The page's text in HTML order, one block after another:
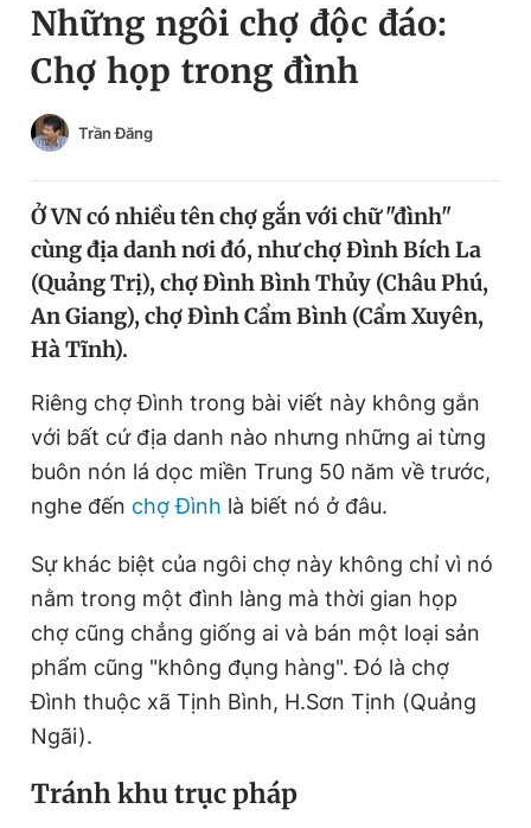
Chuyên mục
Chuyên mục khác
Tin thị trường Tin 360
Video Magazine
Sản phẩm khác
Tiện ích Bạn cần biết
Thông tin tòa soạn
Đọc Thanh Niên trên điện thoại
Đổi mật khẩu
Tin đã lưu
Tin đã xem
Đăng xuất
Những ngôi chợ độc đáo:
Chợ họp trong đình
Trần Đăng
Ở VN có nhiều tên chợ gắn với chữ "đình"
cùng địa danh nơi đó, như chợ Đình Bích La
(Quảng Trị), chợ Đình Bình Thủy (Châu Phú,
An Giang), chợ Đình Cẩm Bình (Cẩm Xuyên,
Hà Tĩnh).
Riêng chợ Đình trong bài viết này không gắn
với bất cứ địa danh nào nhưng những ai từng
buôn nón lá dọc miền Trung 50 năm về trước,
nghe đến chợ Đình là biết nó ở đâu.
Sự khác biệt của ngôi chợ này không chỉ vì nó
nằm trong một đình làng mà thời gian họp
chợ cũng chẳng giống ai và bán một loại sản
phẩm cũng "không đụng hàng". Đó là chợ
Đình thuộc xã Tịnh Bình, H.Sơn Tịnh (Quảng
Ngãi).
Tránh khu trục pháp